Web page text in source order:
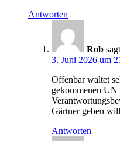
Antworten
Rob
3. Juni 2026 um
Offenbar waltet
gekommenen UN
Gärtner geben
Antworten